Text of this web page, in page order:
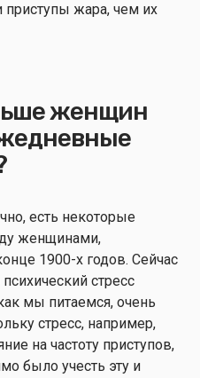
жара, чем их
женщин
есть некоторые
женщинами,
1900-х годов. Сейчас
стресс
мы питаемся, очень
стресс, например,
на частоту приступов,
было учесть эту и